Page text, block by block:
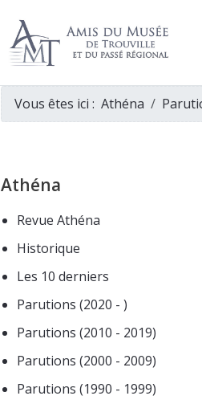
Vous êtes ici : Athéna
Athéna
Revue Athéna
Historique
Les 10 derniers
Parutions (2020 - )
Parutions (2010 - 2019)
Parutions (2000 - 2009)
Parutions (1990 - 1999)